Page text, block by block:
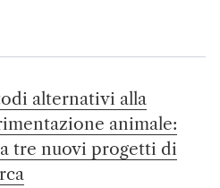
alternativi alla
animale:
tre nuovi progetti di